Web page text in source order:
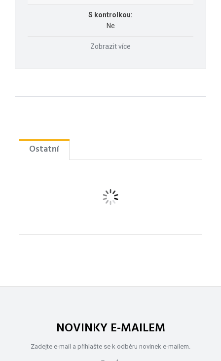
S kontrolkou:
Ne
Zobrazit více
Ostatní
NOVINKY E-MAILEM
Zadejte e-mail a přihlašte se k odběru novinek e-mailem.